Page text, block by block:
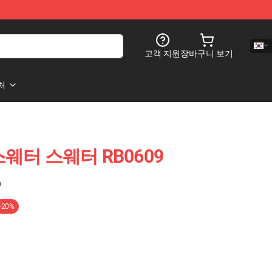
고객 지원장바구니 보기
웨터 스웨터 RB0609
-20%